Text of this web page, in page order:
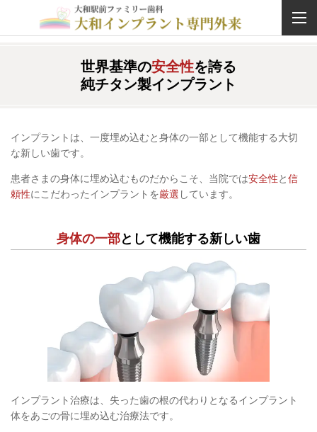
世界基準の安全性を誇る
純チタン製インプラント
インプラントは、一度埋め込むと身体の一部として機能する大切
な新しい歯です。
患者さまの身体に埋め込むものだからこそ、当院では安全性と信
頼性にこだわったインプラントを厳選 しています。
身体の一部として機能する新しい歯
インプラント治療は、失った歯の根の代わりとなるインプラント
体をあごの骨に埋め込む治療法です。